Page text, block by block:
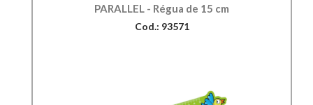
PARALLEL - Régua de 15 cm
Cod.: 93571